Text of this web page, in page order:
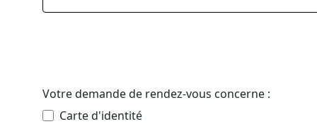
Votre demande de rendez-vous concerne :
Carte d'identité